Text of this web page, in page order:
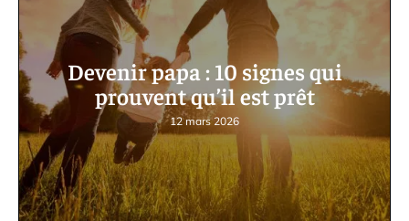
Devenir papa : 10 signes qui
prouvent qu’il est prêt
12 mars 2026